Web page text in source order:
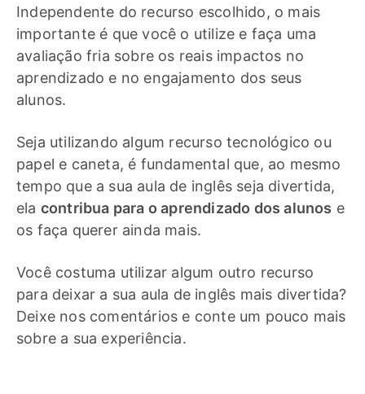
Independente do recurso escolhido, o mais
importante é que você o utilize e faça uma
avaliação fria sobre os reais impactos no
aprendizado e no engajamento dos seus
alunos.
Seja utilizando algum recurso tecnológico ou
papel e caneta, é fundamental que, ao mesmo
tempo que a sua aula de inglês seja divertida,
ela contribua para o aprendizado dos alunos e
os faça querer ainda mais.
Você costuma utilizar algum outro recurso
para deixar a sua aula de inglês mais divertida?
Deixe nos comentários e conte um pouco mais
sobre a sua experiência.